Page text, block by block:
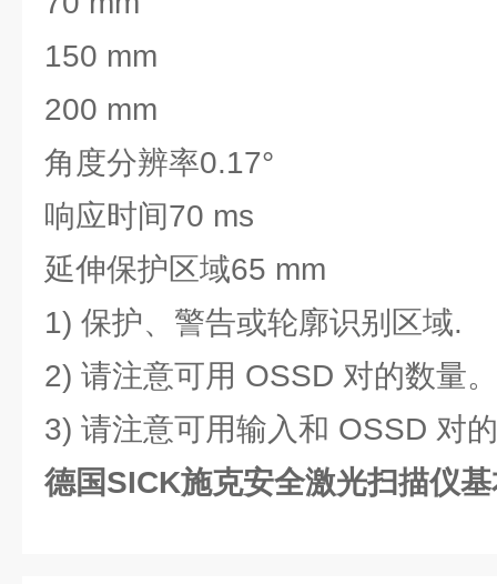
150 mm
200 mm
角度分辨率0.17°
响应时间70 ms
延伸保护区域65 mm
1) 保护、警告或轮廓识别区域.
2) 请注意可用 OSSD 对的数量。
3) 请注意可用输入和 OSSD 对
德国SICK施克安全激光扫描仪